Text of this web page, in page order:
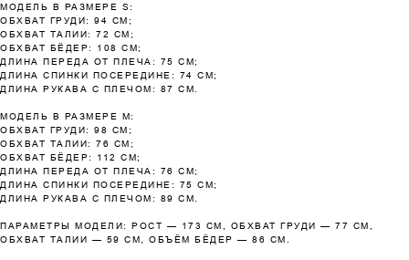
МОДЕЛЬ В РАЗМЕРЕ S:
ОБХВАТ ГРУДИ: 94 СМ;
ОБХВАТ ТАЛИИ: 72 СМ;
ОБХВАТ БЁДЕР: 108 СМ;
ДЛИНА ПЕРЕДА ОТ ПЛЕЧА: 75 СМ;
ДЛИНА СПИНКИ ПОСЕРЕДИНЕ: 74 СМ;
ДЛИНА РУКАВА С ПЛЕЧОМ: 87 СМ.
МОДЕЛЬ В РАЗМЕРЕ М:
ОБХВАТ ГРУДИ: 98 СМ;
ОБХВАТ ТАЛИИ: 76 СМ;
ОБХВАТ БЁДЕР: 112 СМ;
ДЛИНА ПЕРЕДА ОТ ПЛЕЧА: 76 СМ;
ДЛИНА СПИНКИ ПОСЕРЕДИНЕ: 75 СМ;
ДЛИНА РУКАВА С ПЛЕЧОМ: 89 СМ.
ПАРАМЕТРЫ МОДЕЛИ: РОСТ — 173 СМ, ОБХВАТ ГРУДИ — 77 СМ,
ОБХВАТ ТАЛИИ — 59 СМ, ОБЪЁМ БЁДЕР — 86 СМ.
Оплатите сегодня 25% стоимости покупки
картой любого банка, остальное — тремя
платежами раз в две недели.
сегодня
25%
Без комиссий и переплат
Как обычная оплата картой